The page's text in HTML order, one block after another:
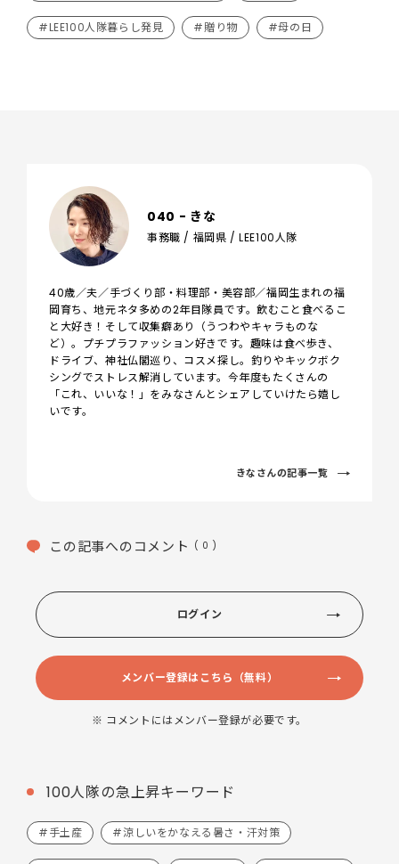
#LEE100人隊暮らし発見 #贈り物 #母の日
040 - きな
事務職 / 福岡県 / LEE100人隊
40歳／夫／手づくり部・料理部・美容部／福岡生まれの福
岡育ち、地元ネタ多めの2年目隊員です。飲むこと食べるこ
と大好き！そして収集癖あり（うつわやキャラものな
ど）。プチプラファッション好きです。趣味は食べ歩き、
ドライブ、神社仏閣巡り、コスメ探し。釣りやキックボク
シングでストレス解消しています。今年度もたくさんの
「これ、いいな！」をみなさんとシェアしていけたら嬉し
いです。
きなさんの記事一覧
この記事へのコメント ( 0 )
ログイン
メンバー登録はこちら（無料）
※ コメントにはメンバー登録が必要です。
100人隊の急上昇キーワード
#手土産 #涼しいをかなえる暑さ・汗対策